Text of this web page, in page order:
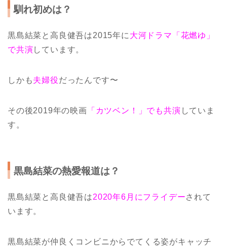
馴れ初めは？
黒島結菜と高良健吾は2015年に大河ドラマ「花燃ゆ」
で共演しています。
しかも夫婦役だったんです〜
その後2019年の映画 「カツベン！」でも共演 していま
す。
黒島結菜の熱愛報道は？
黒島結菜と高良健吾は2020年6月にフライデーされて
います。
黒島結菜が仲良くコンビニからでてくる姿がキャッチ